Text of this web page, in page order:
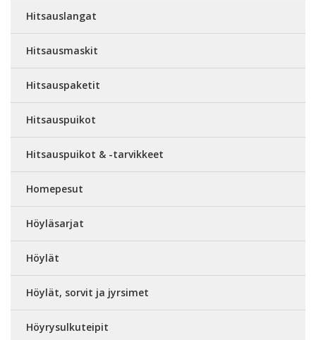
Hitsauslangat
Hitsausmaskit
Hitsauspaketit
Hitsauspuikot
Hitsauspuikot & -tarvikkeet
Homepesut
Höyläsarjat
Höylät
Höylät, sorvit ja jyrsimet
Höyrysulkuteipit